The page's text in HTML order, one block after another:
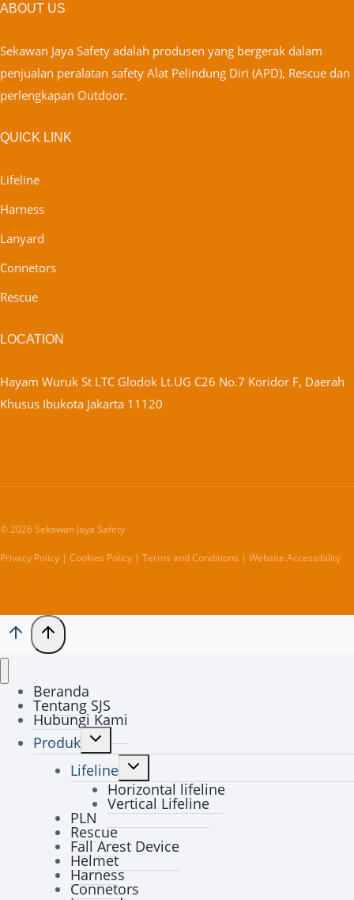
ABOUT US
Sekawan Jaya Safety adalah produsen yang bergerak dalam
penjualan peralatan safety Alat Pelindung Diri (APD), Rescue dan
perlengkapan Outdoor.
QUICK LINK
Lifeline
Harness
Lanyard
Connetors
Rescue
LOCATION
Hayam Wuruk St LTC Glodok Lt.UG C26 No.7 Koridor F, Daerah
Khusus Ibukota Jakarta 11120
© 2026 Sekawan Jaya Safety
Privacy Policy | Cookies Policy | Terms and Conditions | Website Accessibility
Beranda
Tentang SJS
Hubungi Kami
Produk
Toggle
child
menu
Lifeline
Toggle
child
menu
Horizontal lifeline
Vertical Lifeline
PLN
Rescue
Fall Arest Device
Helmet
Harness
Connetors